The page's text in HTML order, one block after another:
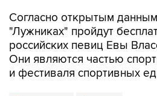
Согласно открытым
"Лужниках" пройдут
российских певиц Евы
Они являются частью
и фестиваля спортивных